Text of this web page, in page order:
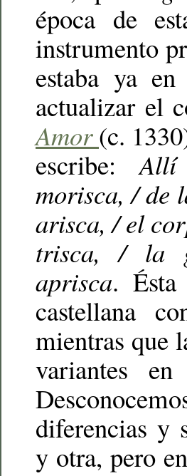
época de
instrumento
estaba ya
actualizar el
Amor (c.
escribe:
morisca, / de
arisca, / el
trisca, / la
aprisca. Ésta
castellana
mientras que
variantes en
diferencias y
y otra, pero